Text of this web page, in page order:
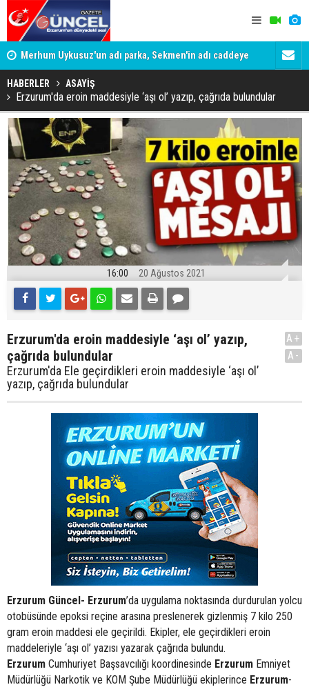
Merhum Uykusuz'un adı parka, Sekmen'in adı caddeye
verildi
HABERLER ASAYİŞ
Erzurum'da eroin maddesiyle ‘aşı ol’ yazıp, çağrıda bulundular
16:00 20 Ağustos 2021
Erzurum'da eroin maddesiyle ‘aşı ol’ yazıp,
çağrıda bulundular
Erzurum'da Ele geçirdikleri eroin maddesiyle ‘aşı ol’
yazıp, çağrıda bulundular
A+
A-
Erzurum Güncel- Erzurum’da uygulama noktasında durdurulan yolcu
otobüsünde epoksi reçine arasına preslenerek gizlenmiş 7 kilo 250
gram eroin maddesi ele geçirildi. Ekipler, ele geçirdikleri eroin
maddeleriyle ‘aşı ol’ yazısı yazarak çağrıda bulundu.
Erzurum Cumhuriyet Başsavcılığı koordinesinde Erzurum Emniyet
Müdürlüğü Narkotik ve KOM Şube Müdürlüğü ekiplerince Erzurum-